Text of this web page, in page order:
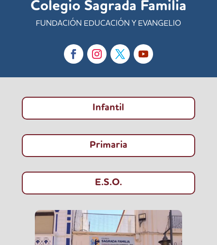
Colegio Sagrada Familia
FUNDACIÓN EDUCACIÓN Y EVANGELIO
Infantil
Primaria
E.S.O.